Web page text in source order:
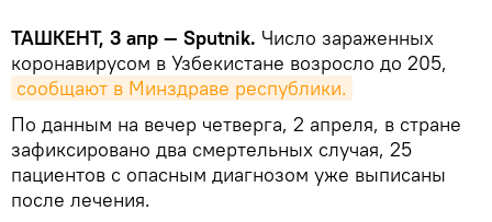
ТАШКЕНТ, 3 апр — Sputnik. Число зараженных
коронавирусом в Узбекистане возросло до 205,
сообщают в Минздраве республики.
По данным на вечер четверга, 2 апреля, в стране
зафиксировано два смертельных случая, 25
пациентов с опасным диагнозом уже выписаны
после лечения.